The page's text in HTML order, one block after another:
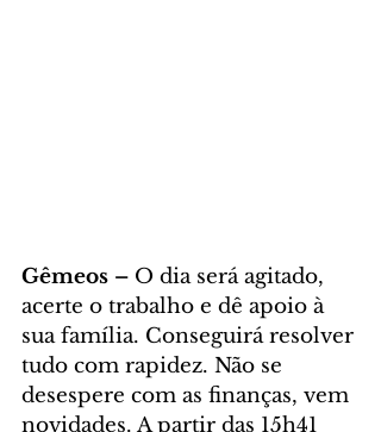
Gêmeos – O dia será agitado,
acerte o trabalho e dê apoio à
sua família. Conseguirá resolver
tudo com rapidez. Não se
desespere com as finanças, vem
novidades. A partir das 15h41